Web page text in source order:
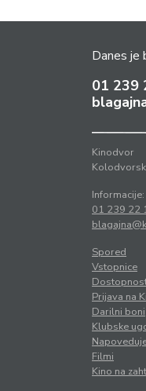
Danes je
01 239
Kinodvor
Informacije:
01 239 22
Spored
Vstopnice
Prijava na
Darilni boni
Klubske
Filmi
Kino na